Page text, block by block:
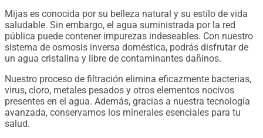
Mijas es conocida por su belleza natural y su estilo de vida
saludable. Sin embargo, el agua suministrada por la red
pública puede contener impurezas indeseables. Con nuestro
sistema de osmosis inversa doméstica, podrás disfrutar de
un agua cristalina y libre de contaminantes dañinos.
Nuestro proceso de filtración elimina eficazmente bacterias,
virus, cloro, metales pesados ​​y otros elementos nocivos
presentes en el agua. Además, gracias a nuestra tecnología
avanzada, conservamos los minerales esenciales para tu
salud.